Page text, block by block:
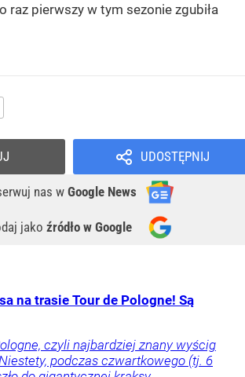
raz pierwszy w tym sezonie zgubiła
UDOSTĘPNIJ
nas w Google News
jako źródło w Google
na trasie Tour de Pologne! Są
czyli najbardziej znany wyścig
podczas czwartkowego (tj. 6